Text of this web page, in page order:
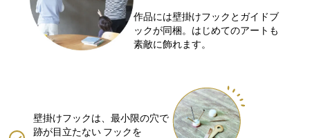
作品には壁掛けフックとガイドブ
ックが同梱。はじめてのアートも
素敵に飾れます。
壁掛けフックは、最小限の穴で
跡が目立たない フックを